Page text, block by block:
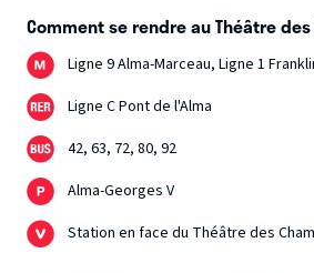
Comment se rendre au Théâtre
Ligne 9 Alma-Marceau, Ligne 1
Ligne C Pont de l'Alma
42, 63, 72, 80, 92
Alma-Georges V
Station en face du Théâtre des